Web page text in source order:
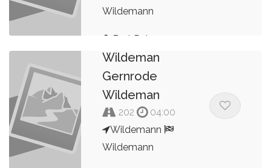
Wildemann
Bert Peters
2022 Harz
Wildeman
Gernrode
Wildeman
202
04:00
Wildemann
Wildemann